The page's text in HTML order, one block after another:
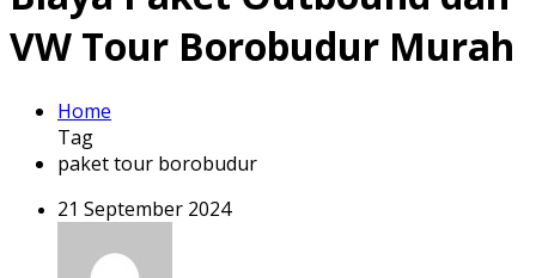
VW Tour Borobudur Murah
Home
Tag
paket tour borobudur
21 September 2024